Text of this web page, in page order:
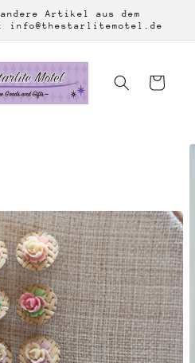
Artikel aus dem
info@thestarlitemotel.de
Warenkorb